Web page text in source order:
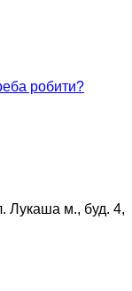
робити?
Лукаша м., буд. 4,